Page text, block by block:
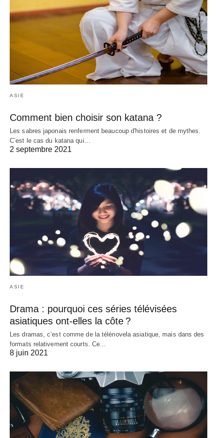
ASIE
Comment bien choisir son katana ?
Les sabres japonais renferment beaucoup d'histoires et de mythes.
C’est le cas du katana qui…
2 septembre 2021
ASIE
Drama : pourquoi ces séries télévisées
asiatiques ont-elles la côte ?
Les dramas, c’est comme de la télénovela asiatique, mais dans des
formats relativement courts. Ce…
8 juin 2021